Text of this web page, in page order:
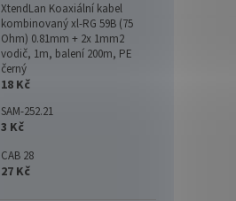
XtendLan Koaxiální kabel
kombinovaný xl-RG 59B (75
Ohm) 0.81mm + 2x 1mm2
vodič, 1m, balení 200m, PE
černý
18 Kč
SAM-252.21
3 Kč
CAB 28
27 Kč